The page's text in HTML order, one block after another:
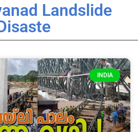
Landslide
INDIA